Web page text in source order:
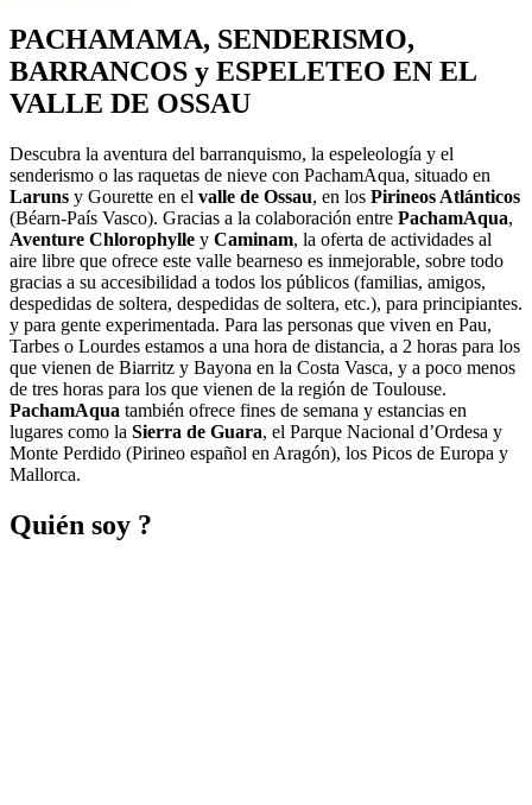
PACHAMAMA, SENDERISMO,
BARRANCOS y ESPELETEO EN EL
VALLE DE OSSAU
Descubra la aventura del barranquismo, la espeleología y el
senderismo o las raquetas de nieve con PachamAqua, situado en
Laruns y Gourette en el valle de Ossau, en los Pirineos Atlánticos
(Béarn-País Vasco). Gracias a la colaboración entre PachamAqua,
Aventure Chlorophylle y Caminam, la oferta de actividades al
aire libre que ofrece este valle bearneso es inmejorable, sobre todo
gracias a su accesibilidad a todos los públicos (familias, amigos,
despedidas de soltera, despedidas de soltera, etc.), para principiantes.
y para gente experimentada. Para las personas que viven en Pau,
Tarbes o Lourdes estamos a una hora de distancia, a 2 horas para los
que vienen de Biarritz y Bayona en la Costa Vasca, y a poco menos
de tres horas para los que vienen de la región de Toulouse.
PachamAqua también ofrece fines de semana y estancias en
lugares como la Sierra de Guara, el Parque Nacional d’Ordesa y
Monte Perdido (Pirineo español en Aragón), los Picos de Europa y
Mallorca.
Quién soy ?